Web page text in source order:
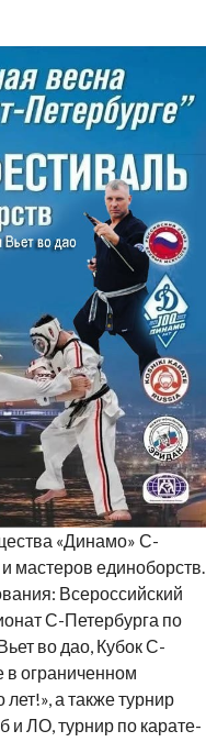
«Динамо» С-
мастеров единоборств.
Всероссийский
С-Петербурга по
во дао, Кубок С-
в ограниченном
а также турнир
и ЛО, турнир по карате-